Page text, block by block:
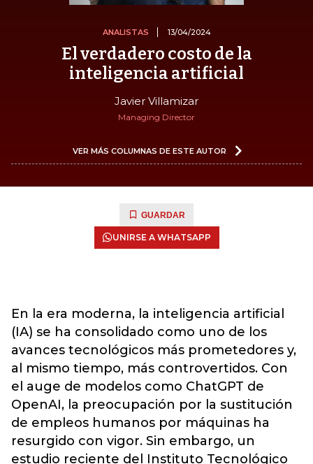
ANALISTAS 13/04/2024
El verdadero costo de la
inteligencia artificial
Javier Villamizar
Managing Director
VER MÁS COLUMNAS DE ESTE AUTOR
GUARDAR
UNIRSE A WHATSAPP
En la era moderna, la inteligencia artificial
(IA) se ha consolidado como uno de los
avances tecnológicos más prometedores y,
al mismo tiempo, más controvertidos. Con
el auge de modelos como ChatGPT de
OpenAI, la preocupación por la sustitución
de empleos humanos por máquinas ha
resurgido con vigor. Sin embargo, un
estudio reciente del Instituto Tecnológico